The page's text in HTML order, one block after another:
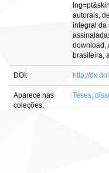
autorais,
integral da
download,
brasileira,
DOI: http://
Aparece nas
coleções:
Teses,